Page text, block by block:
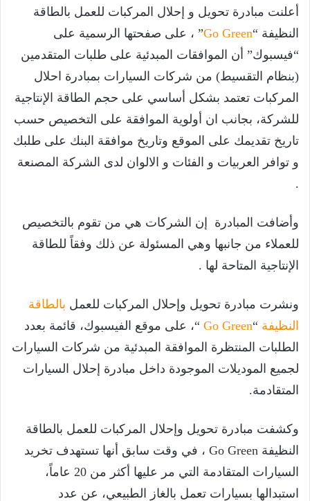
أعلنت مبادرة تحويل و إحلال المركبات للعمل بالطاقة
النظيفة “Go Green” ، على صفحتها الرسمية على
“فيسبوك” أن الموافقات المبدئية على طلبات المتقدمين
(بنظام التقسيط) من شركات السيارات بمبادرة احلال
المركبات تعتمد بشكل أساسي على حجم الطاقة الإنتاجية
للشركة، بجانب ان أولوية الموافقة على التخصيص حسب
تاريخ تقديمك على الموقع وتاريخ موافقة البنك على طلبك
و توافر العربيات و الفئات و الالوان لدى الشركة المصنعة
.
وأضافت المبادرة إن الشركات هي من تقوم بالتخصيص
للعملاء من جانبها وهي المسئولة عن ذلك وفقاً للطاقة
الإنتاجية المتاحة لها .
ونشرت مبادرة تحويل وإحلال المركبات للعمل بالطاقة
النظيفة “
Go Green “، على موقع الفيسبوك، قائمة بعدد
الطلبات المنتظرة الموافقة المبدئية من شركات السيارات
لجميع الموديلات الموجودة داخل مبادرة إحلال السيارات
المتقادمة.
وكشفت مبادرة تحويل وإحلال المركبات للعمل بالطاقة
النظيفة Go Green ، في وقت سابق أنها تستهدف تخريد
السيارات المتقادمة التي مر عليها أكثر من 20 عاماً،
استبدالها بسيارات تعمل بالغاز الطبيعي، عن عدد